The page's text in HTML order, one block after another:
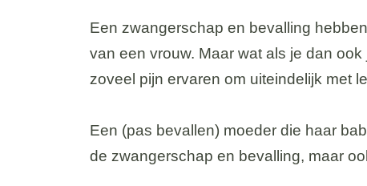
Een zwangerschap en bevalling
van een vrouw. Maar wat als je dan
zoveel pijn ervaren om uiteindelijk met
Een (pas bevallen) moeder die haar
de zwangerschap en bevalling, maar